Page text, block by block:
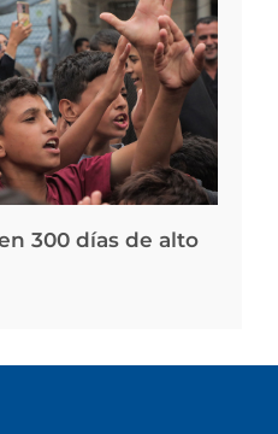
300 días de alto